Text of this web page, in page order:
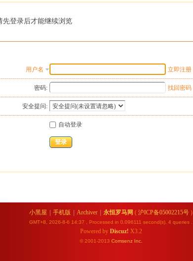
先登录后才能继续浏览
用户名 立即注册
密码: 找回密码
安全提问:
自动登录
登录
小黑屋 手机版 Archiver 永恒罗马网 ( 沪ICP备05002215号 )
GMT+8, 2026-8-6 14:37 , Processed in 0.096111 second(s), 4 queries .
Powered by Discuz! X3.2
© 2001-2013 Comsenz Inc.